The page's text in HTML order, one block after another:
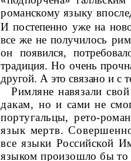
романскому языку
И постепенно уже на
все же не полу­чилось
он появился,
традиция. Но очень
другой. А это связа­но и с
Римляне навязали
дакам, но исами не
португальцы, рето-
язык мертв.
всеязыки Российской
языком произошлобы то